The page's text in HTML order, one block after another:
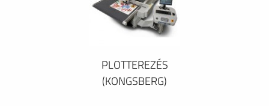
PLOTTEREZÉS
(KONGSBERG)